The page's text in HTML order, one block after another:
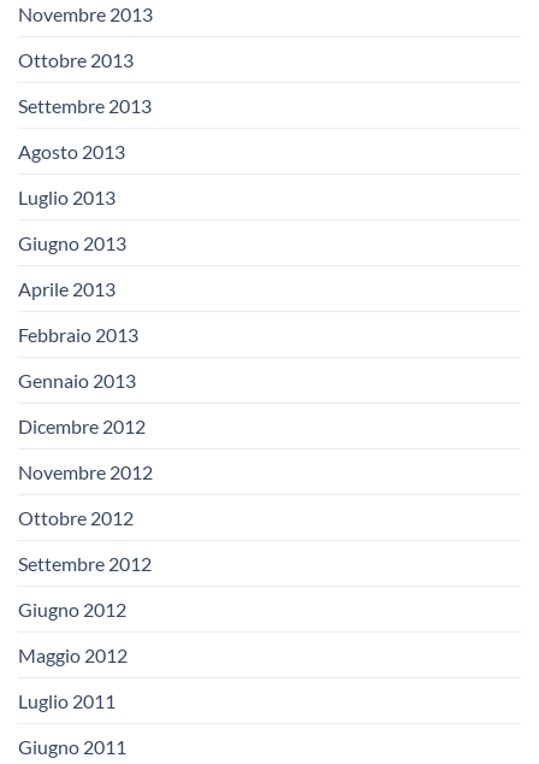
Novembre 2013
Ottobre 2013
Settembre 2013
Agosto 2013
Luglio 2013
Giugno 2013
Aprile 2013
Febbraio 2013
Gennaio 2013
Dicembre 2012
Novembre 2012
Ottobre 2012
Settembre 2012
Giugno 2012
Maggio 2012
Luglio 2011
Giugno 2011